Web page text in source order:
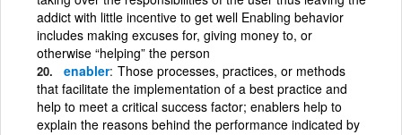
addict with little incentive to get well Enabling behavior
includes making excuses for, giving money to, or
otherwise “helping” the person
enabler Those processes, practices, or methods
that facilitate the implementation of a best practice and
help to meet a critical success factor; enablers help to
explain the reasons behind the performance indicated by